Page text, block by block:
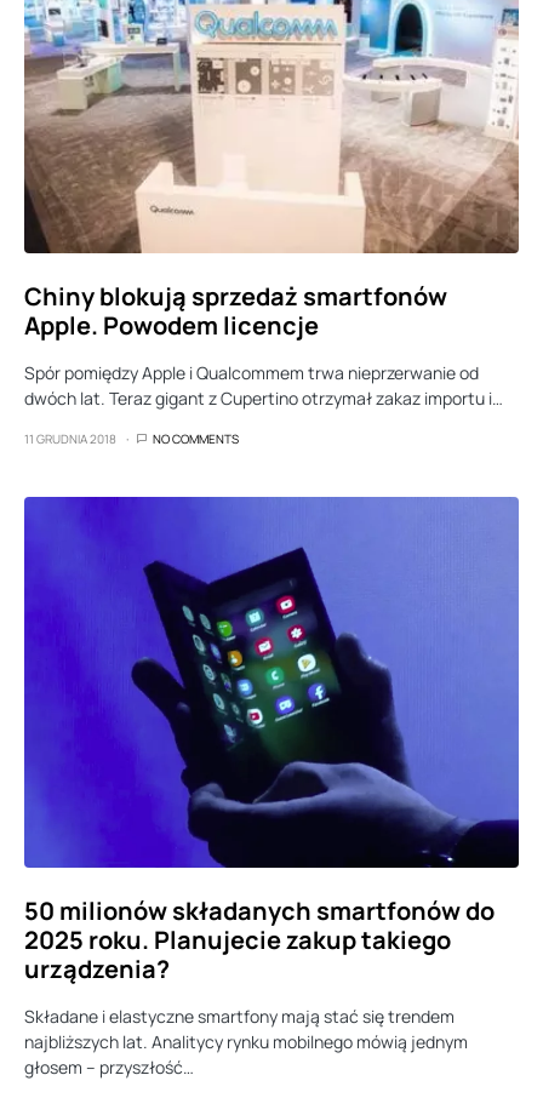
Chiny blokują sprzedaż smartfonów
Apple. Powodem licencje
Spór pomiędzy Apple i Qualcommem trwa nieprzerwanie od
dwóch lat. Teraz gigant z Cupertino otrzymał zakaz importu i…
11 GRUDNIA 2018 NO COMMENTS
50 milionów składanych smartfonów do
2025 roku. Planujecie zakup takiego
urządzenia?
Składane i elastyczne smartfony mają stać się trendem
najbliższych lat. Analitycy rynku mobilnego mówią jednym
głosem – przyszłość…